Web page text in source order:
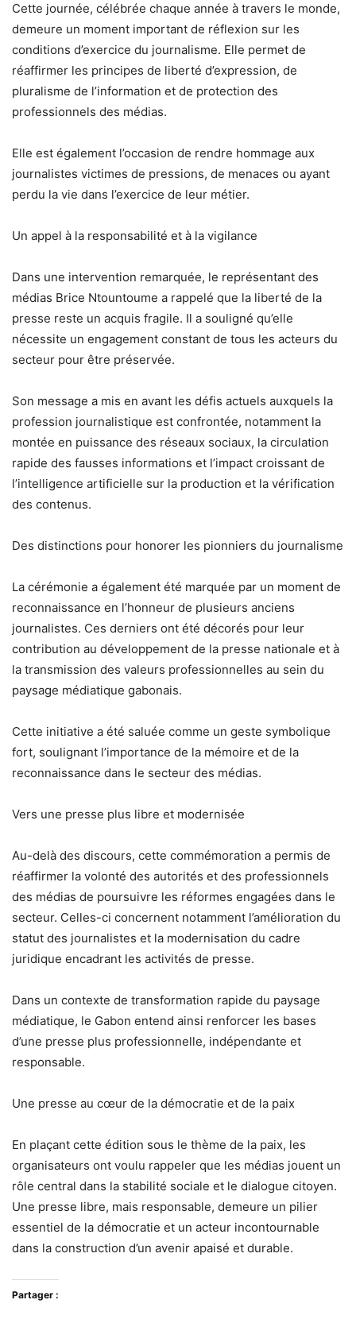
Cette journée, célébrée chaque année à travers le monde,
demeure un moment important de réflexion sur les
conditions d’exercice du journalisme. Elle permet de
réaffirmer les principes de liberté d’expression, de
pluralisme de l’information et de protection des
professionnels des médias.
Elle est également l’occasion de rendre hommage aux
journalistes victimes de pressions, de menaces ou ayant
perdu la vie dans l’exercice de leur métier.
Un appel à la responsabilité et à la vigilance
Dans une intervention remarquée, le représentant des
médias Brice Ntountoume a rappelé que la liberté de la
presse reste un acquis fragile. Il a souligné qu’elle
nécessite un engagement constant de tous les acteurs du
secteur pour être préservée.
Son message a mis en avant les défis actuels auxquels la
profession journalistique est confrontée, notamment la
montée en puissance des réseaux sociaux, la circulation
rapide des fausses informations et l’impact croissant de
l’intelligence artificielle sur la production et la vérification
des contenus.
Des distinctions pour honorer les pionniers du journalisme
La cérémonie a également été marquée par un moment de
reconnaissance en l’honneur de plusieurs anciens
journalistes. Ces derniers ont été décorés pour leur
contribution au développement de la presse nationale et à
la transmission des valeurs professionnelles au sein du
paysage médiatique gabonais.
Cette initiative a été saluée comme un geste symbolique
fort, soulignant l’importance de la mémoire et de la
reconnaissance dans le secteur des médias.
Vers une presse plus libre et modernisée
Au-delà des discours, cette commémoration a permis de
réaffirmer la volonté des autorités et des professionnels
des médias de poursuivre les réformes engagées dans le
secteur. Celles-ci concernent notamment l’amélioration du
statut des journalistes et la modernisation du cadre
juridique encadrant les activités de presse.
Dans un contexte de transformation rapide du paysage
médiatique, le Gabon entend ainsi renforcer les bases
d’une presse plus professionnelle, indépendante et
responsable.
Une presse au cœur de la démocratie et de la paix
En plaçant cette édition sous le thème de la paix, les
organisateurs ont voulu rappeler que les médias jouent un
rôle central dans la stabilité sociale et le dialogue citoyen.
Une presse libre, mais responsable, demeure un pilier
essentiel de la démocratie et un acteur incontournable
dans la construction d’un avenir apaisé et durable.
Partager :